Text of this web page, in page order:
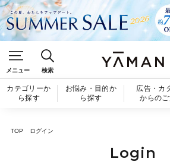
メニュー 検索
カテゴリーか
ら探す
お悩み・目的か
ら探す
広告・カ
からの
TOP ログイン
Login